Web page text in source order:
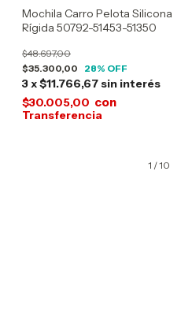
Mochila Carro Pelota Silicona
Rígida 50792-51453-51350
$35.300,00
$48.697,00
28% OFF
3x$11.766,67 sin interés
$30.005,00 con
1 /10